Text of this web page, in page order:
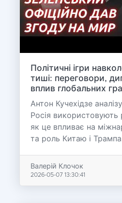
Політичні ігри
тиші: переговори,
вплив глобальних
Антон Кучехідзе
Росія
як це впливає на
та роль Китаю і
Валерій Клочок
2026-05-07 13:30:41